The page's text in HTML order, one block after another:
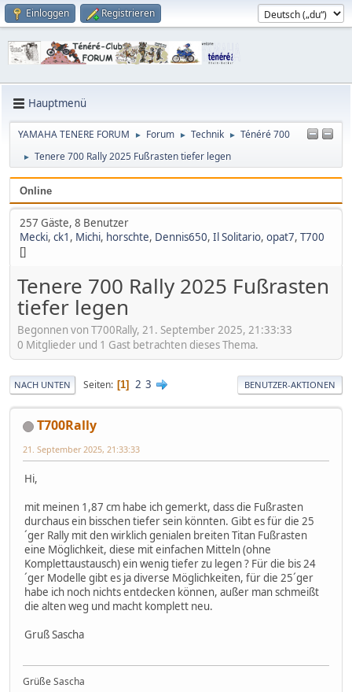
Einloggen Registrieren
Hauptmenü
YAMAHA TENERE FORUM ► Forum ► Technik ► Ténéré 700
► Tenere 700 Rally 2025 Fußrasten tiefer legen
Online
257 Gäste, 8 Benutzer
Mecki, ck1 , Michi, horschte, Dennis650, Il Solitario, opat7, T700
[]
Tenere 700 Rally 2025 Fußrasten
tiefer legen
Begonnen von T700Rally, 21. September 2025, 21:33:33
0 Mitglieder und 1 Gast betrachten dieses Thema.
NACH UNTEN Seiten 1 2 3 BENUTZER-AKTIONEN
T700Rally
21. September 2025, 21:33:33
Hi,
mit meinen 1,87 cm habe ich gemerkt, dass die Fußrasten
durchaus ein bisschen tiefer sein könnten. Gibt es für die 25
´ger Rally mit den wirklich genialen breiten Titan Fußrasten
eine Möglichkeit, diese mit einfachen Mitteln (ohne
Komplettaustausch) ein wenig tiefer zu legen ? Für die bis 24
´ger Modelle gibt es ja diverse Möglichkeiten, für die 25´ger
habe ich noch nichts entdecken können, außer man schmeißt
die alten weg und macht komplett neu.
Gruß Sascha
Grüße Sascha